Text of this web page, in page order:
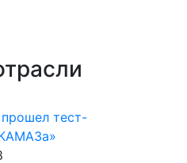
прошел тест-